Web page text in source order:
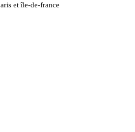
et île-de-france